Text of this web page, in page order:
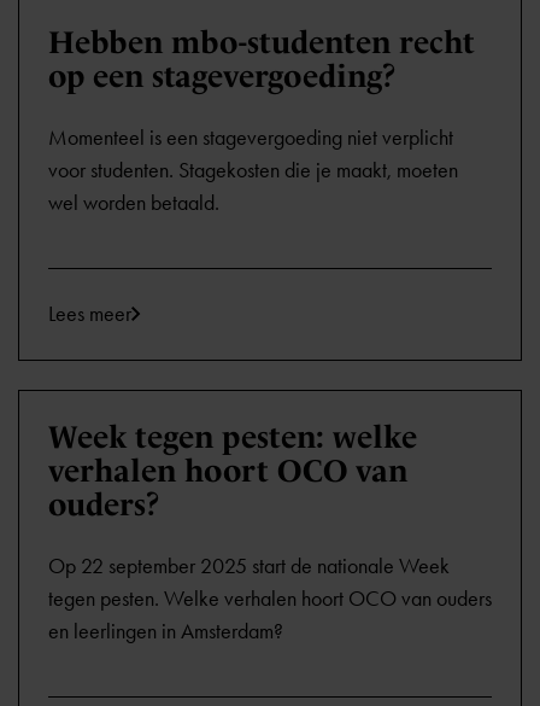
Hebben mbo-studenten recht
op een stagevergoeding?
Momenteel is een stagevergoeding niet verplicht
voor studenten. Stagekosten die je maakt, moeten
wel worden betaald.
Lees meer
Week tegen pesten: welke
verhalen hoort OCO van
ouders?
Op 22 september 2025 start de nationale Week
tegen pesten. Welke verhalen hoort OCO van ouders
en leerlingen in Amsterdam?